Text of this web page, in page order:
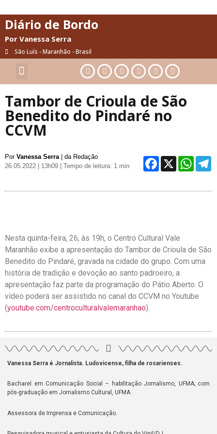
Diário de Bordo
Por Vanessa Serra
São Luís - Maranhão - Brasil
Tambor de Crioula de São
Benedito do Pindaré no
CCVM
Por Vanessa Serra | da Redação
26.05.2022 | 13h09
| Tempo de leitura: 1 min X
Nesta quinta-feira, 26, às 19h, o Centro Cultural Vale
Maranhão exibe a apresentação do Tambor de Crioula de São
Benedito do Pindaré, gravada na cidade do grupo. Com uma
história de tradição e devoção ao santo padroeiro, a
apresentação faz parte da programação do Pátio Aberto. O
vídeo poderá ser assistido no canal do CCVM no Youtube
(youtube.com/centroculturalvalemaranhao).
Vanessa Serra é Jornalista. Ludovicense, filha de rosarienses.
Bacharel em Comunicação Social – habilitação Jornalismo, UFMA; com
pós-graduação em Jornalismo Cultural, UFMA.
Assessora de Imprensa e Comunicação.